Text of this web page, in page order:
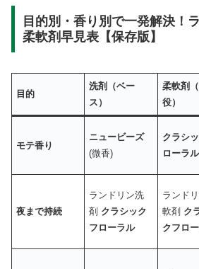
目的別・香り別で一発解決！
柔軟剤早見表【保存版】
目的
洗剤（ベー
ス）
柔軟剤
役）
モテ香り
ニュービーズ
(微香)
クラシ
ローラル
夜まで持続
ランドリン洗
剤 クラシック
フローラル
ランド
軟剤 ク
クフロ